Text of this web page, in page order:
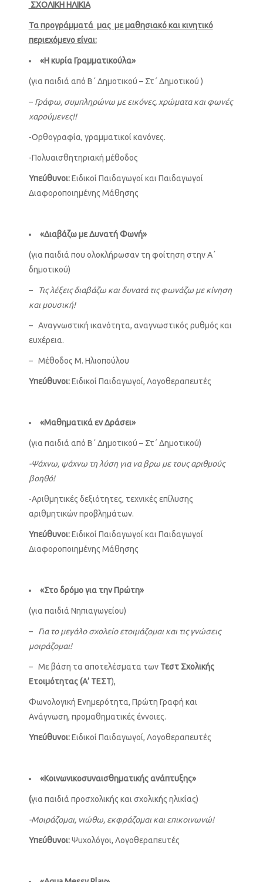
ΣΧΟΛΙΚΗ ΗΛΙΚΙΑ
Τα προγράμματά μας με μαθησιακό και κινητικό
περιεχόμενο είναι:
«Η κυρία Γραμματικούλα»
(για παιδιά από Β΄ Δημοτικού – Στ΄ Δημοτικού )
– Γράφω, συμπληρώνω με εικόνες, χρώματακαι φωνές
χαρούμενες!!
-Ορθογραφία, γραμματικοί κανόνες.
-Πολυαισθητηριακή μέθοδος
Υπεύθυνοι:Ειδικοί Παιδαγωγοί και Παιδαγωγοί
Διαφοροποιημένης Μάθησης
«Διαβάζω με Δυνατή Φωνή»
(για παιδιά που ολοκλήρωσαν τη φοίτηση στην Α΄
δημοτικού)
–
Τις λέξεις διαβάζω και δυνατά τις φωνάζω με κίνηση
και μουσική!
– Αναγνωστική ικανότητα, αναγνωστικός ρυθμός και
ευχέρεια.
– Μέθοδος Μ. Ηλιοπούλου
Υπεύθυνοι:Ειδικοί Παιδαγωγοί, Λογοθεραπευτές
«Μαθηματικά εν Δράσει»
(για παιδιά από Β΄ Δημοτικού – Στ΄ Δημοτικού)
-Ψάχνω, ψάχνω τη λύση για να βρω με τους αριθμούς
βοηθό!
-Αριθμητικές δεξιότητες, τεχνικές επίλυσης
αριθμητικών προβλημάτων.
Υπεύθυνοι:Ειδικοί Παιδαγωγοί και Παιδαγωγοί
Διαφοροποιημένης Μάθησης
«Στο δρόμο για την Πρώτη»
(για παιδιά Νηπιαγωγείου)
– Για το μεγάλο σχολείο ετοιμάζομαι και τις γνώσεις
μοιράζομαι!
– Με βάση τα αποτελέσματα των Τεστ Σχολικής
Ετοιμότητας (Α’ ΤΕΣΤ),
Φωνολογική Ενημερότητα, Πρώτη Γραφή και
Ανάγνωση, προμαθηματικές έννοιες.
Υπεύθυνοι:Ειδικοί Παιδαγωγοί, Λογοθεραπευτές
«Κοινωνικοσυναισθηματικής ανάπτυξης»
(για παιδιά προσχολικής και σχολικής ηλικίας)
-Μοιράζομαι, νιώθω, εκφράζομαι και επικοινωνώ!
Υπεύθυνοι:Ψυχολόγοι, Λογοθεραπευτές